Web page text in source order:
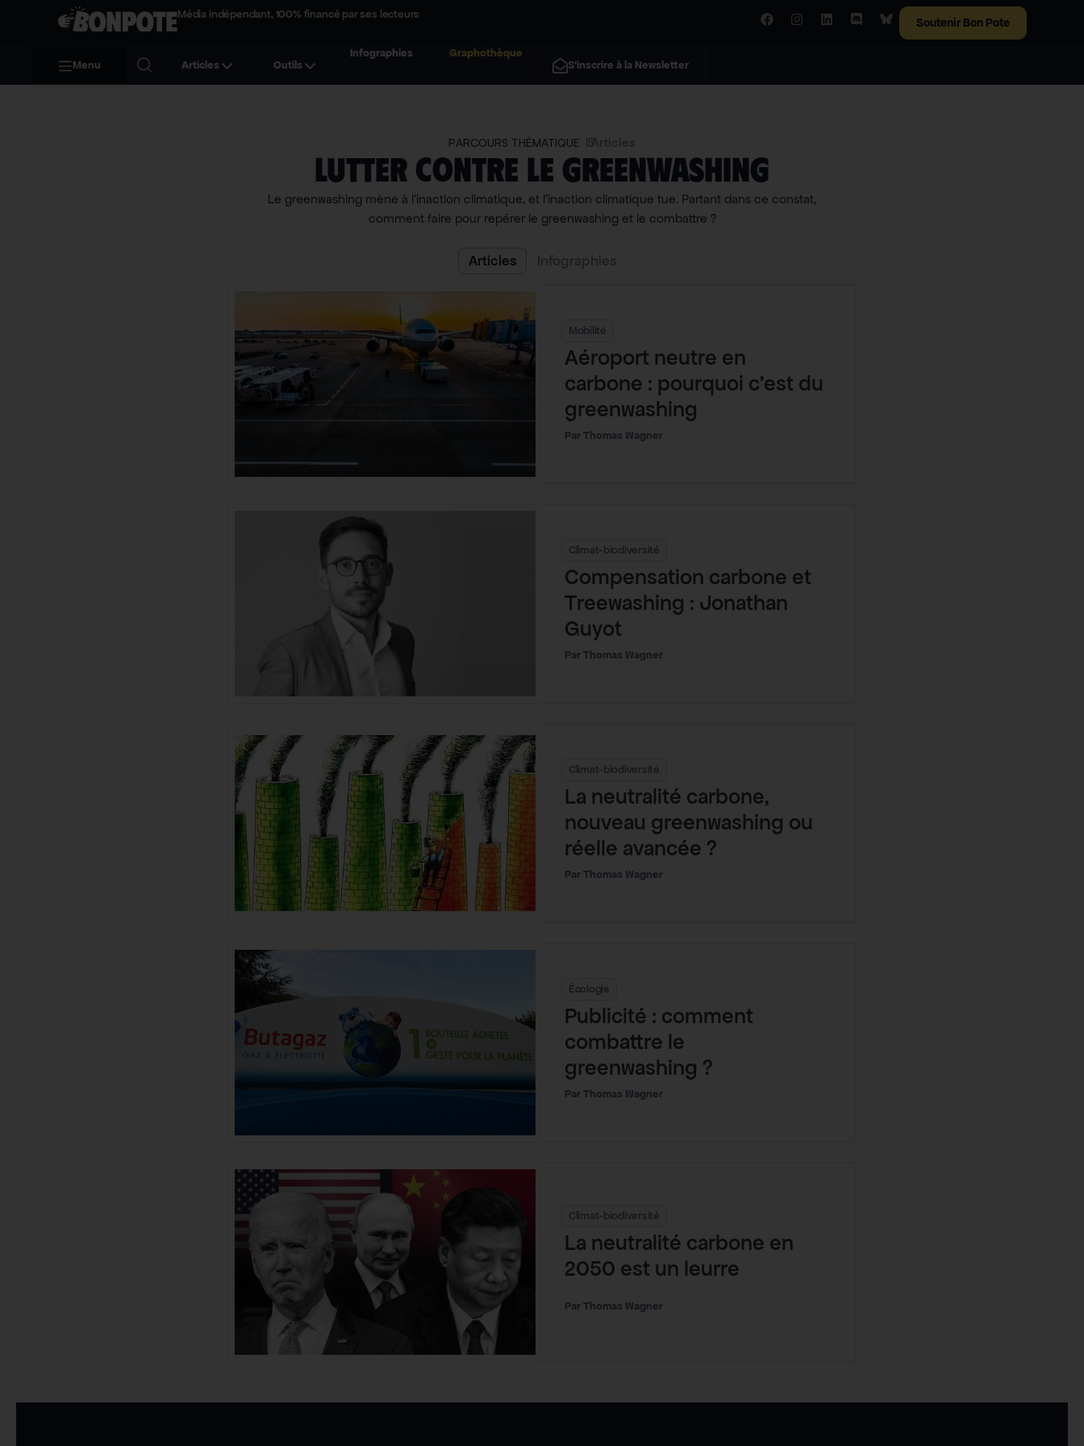
Média indépendant, 100% financé par ses lecteurs
Soutenir Bon Pote
Menu Articles Outils
Infographies
Graphothèque
S'inscrire à la Newsletter
PARCOURS THÉMATIQUE
Lutter contre le greenwashing
Le greenwashing mène à l’inaction climatique, et l’inaction climatique tue. Partant dans ce constat,
comment faire pour repérer le greenwashing et le combattre ?
Articles
Mobilité
Aéroport neutre en
carbone : pourquoi c’est du
greenwashing
Thomas Wagner
Climat-biodiversité
Compensation carbone et
Treewashing : Jonathan
Guyot
Thomas Wagner
Climat-biodiversité
La neutralité carbone,
nouveau greenwashing ou
réelle avancée ?
Thomas Wagner
Écologie
Publicité : comment
combattre le
greenwashing ?
Thomas Wagner
Climat-biodiversité
La neutralité carbone en
2050 est un leurre
Thomas Wagner